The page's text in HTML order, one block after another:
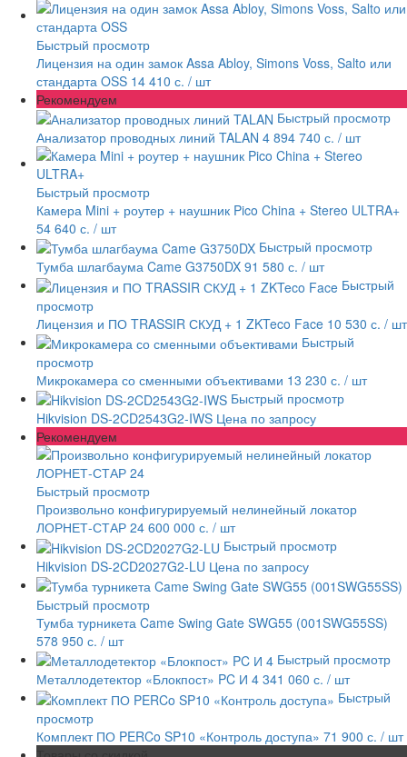
Быстрый просмотр
Лицензия на один замок Assa Abloy, Simons Voss, Salto или
стандарта OSS 14 410 с. / шт
Рекомендуем
Быстрый просмотр
Анализатор проводных линий TALAN 4 894 740 с. / шт
Быстрый просмотр
Камера Mini + роутер + наушник Pico China + Stereo ULTRA+
54 640 с. / шт
Быстрый просмотр
Тумба шлагбаума Came G3750DX 91 580 с. / шт
Быстрый
просмотр
Лицензия и ПО TRASSIR СКУД + 1 ZKTeco Face 10 530 с. / шт
Быстрый
просмотр
Микрокамера со сменными объективами 13 230 с. / шт
Быстрый просмотр
Hikvision DS-2CD2543G2-IWS Цена по запросу
Рекомендуем
Быстрый просмотр
Произвольно конфигурируемый нелинейный локатор
ЛОРНЕТ-СТАР 24 600 000 с. / шт
Быстрый просмотр
Hikvision DS-2CD2027G2-LU Цена по запросу
Быстрый просмотр
Тумба турникета Came Swing Gate SWG55 (001SWG55SS)
578 950 с. / шт
Быстрый просмотр
Металлодетектор «Блокпост» PC И 4 341 060 с. / шт
Быстрый
просмотр
Комплект ПО PERCo SP10 «Контроль доступа» 71 900 с. / шт